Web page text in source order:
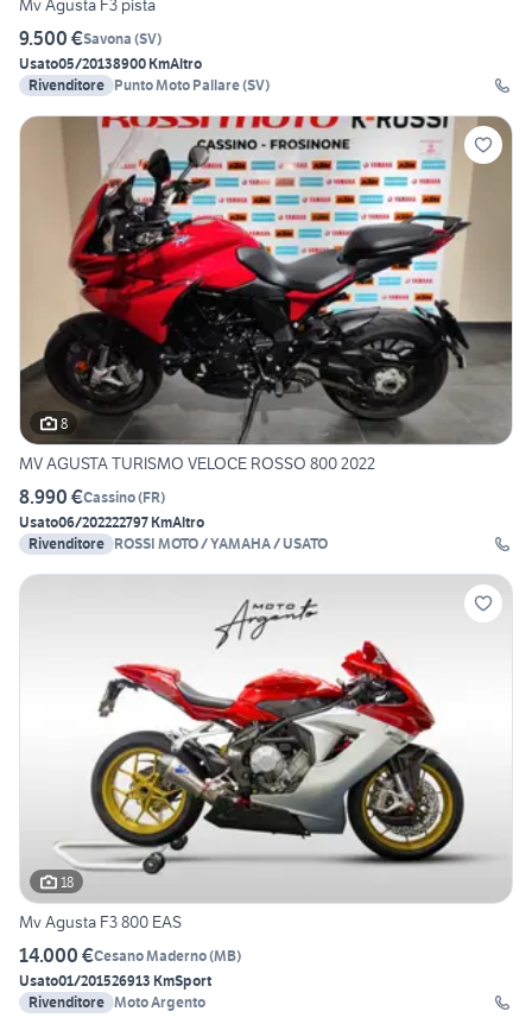
Mv Agusta F3 pista
9.500 €Savona (SV)
Usato05/20138900 KmAltro
Rivenditore Punto Moto Pallare (SV)
8
MV AGUSTA TURISMO VELOCE ROSSO 800 2022
8.990 €Cassino(FR)
Usato06/202222797 KmAltro
Rivenditore ROSSI MOTO / YAMAHA / USATO
18
Mv Agusta F3 800 EAS
14.000 €Cesano Maderno(MB)
Usato01/201526913 KmSport
Rivenditore Moto Argento